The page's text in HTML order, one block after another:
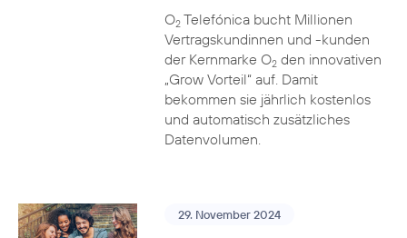
O2Telefónica bucht Millionen
Vertragskundinnen und -kunden
der Kernmarke O2den innovativen
„Grow Vorteil“ auf. Damit
bekommen sie jährlich kostenlos
und automatisch zusätzliches
Datenvolumen.
29. November 2024